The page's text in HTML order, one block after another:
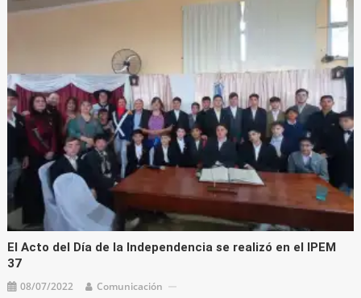
El Acto del Día de la Independencia se realizó en el IPEM
37
08/07/2022 Comunicación